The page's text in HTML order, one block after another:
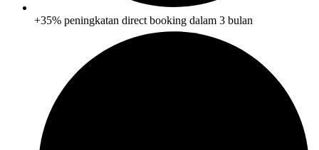
+35% peningkatan direct booking dalam 3 bulan